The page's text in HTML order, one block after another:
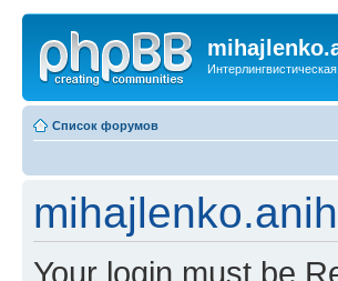
Список форумов
Your login must be